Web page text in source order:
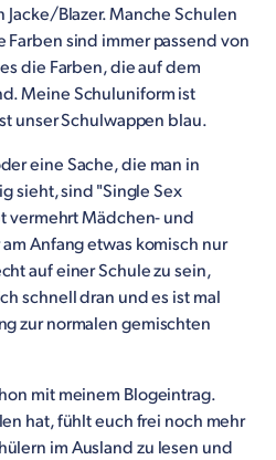
Blazer. Manche Schulen
Farben sind immer passend von
die Farben, die auf dem
Meine Schuluniform ist
unser Schulwappen blau.
eine Sache, die man in
sieht, sind "Single Sex
vermehrt Mädchen- und
Anfang etwas komisch nur
auf einer Schule zu sein,
schnell dran und es ist mal
zur normalen gemischten
mit meinem Blogeintrag.
hat, fühlt euch frei noch mehr
im Ausland zu lesen und